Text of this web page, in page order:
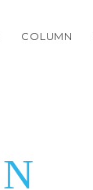
COLUMN